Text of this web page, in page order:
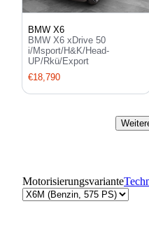
BMW X6
BMW X6 xDrive 50
i/Msport/H&K/Head-
UP/Rkü/Export
€18,790
Motorisierungsvariante